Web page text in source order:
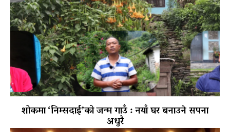
शोकमा ‘निम्सदाई’को जन्म गाउँ : नयाँ घर बनाउने सपना
अधुरै